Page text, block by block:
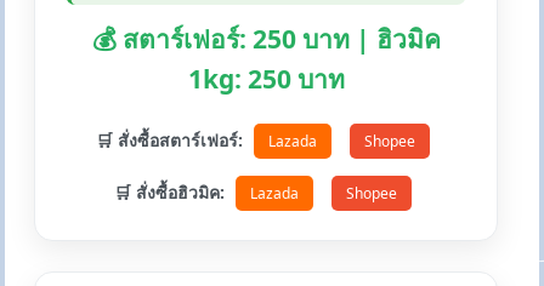
💰 สตาร์เฟอร์: 250 บาท | ฮิวมิค
1kg: 250 บาท
🛒 สั่งซื้อสตาร์เฟอร์: Lazada Shopee
🛒 สั่งซื้อฮิวมิค: Lazada Shopee